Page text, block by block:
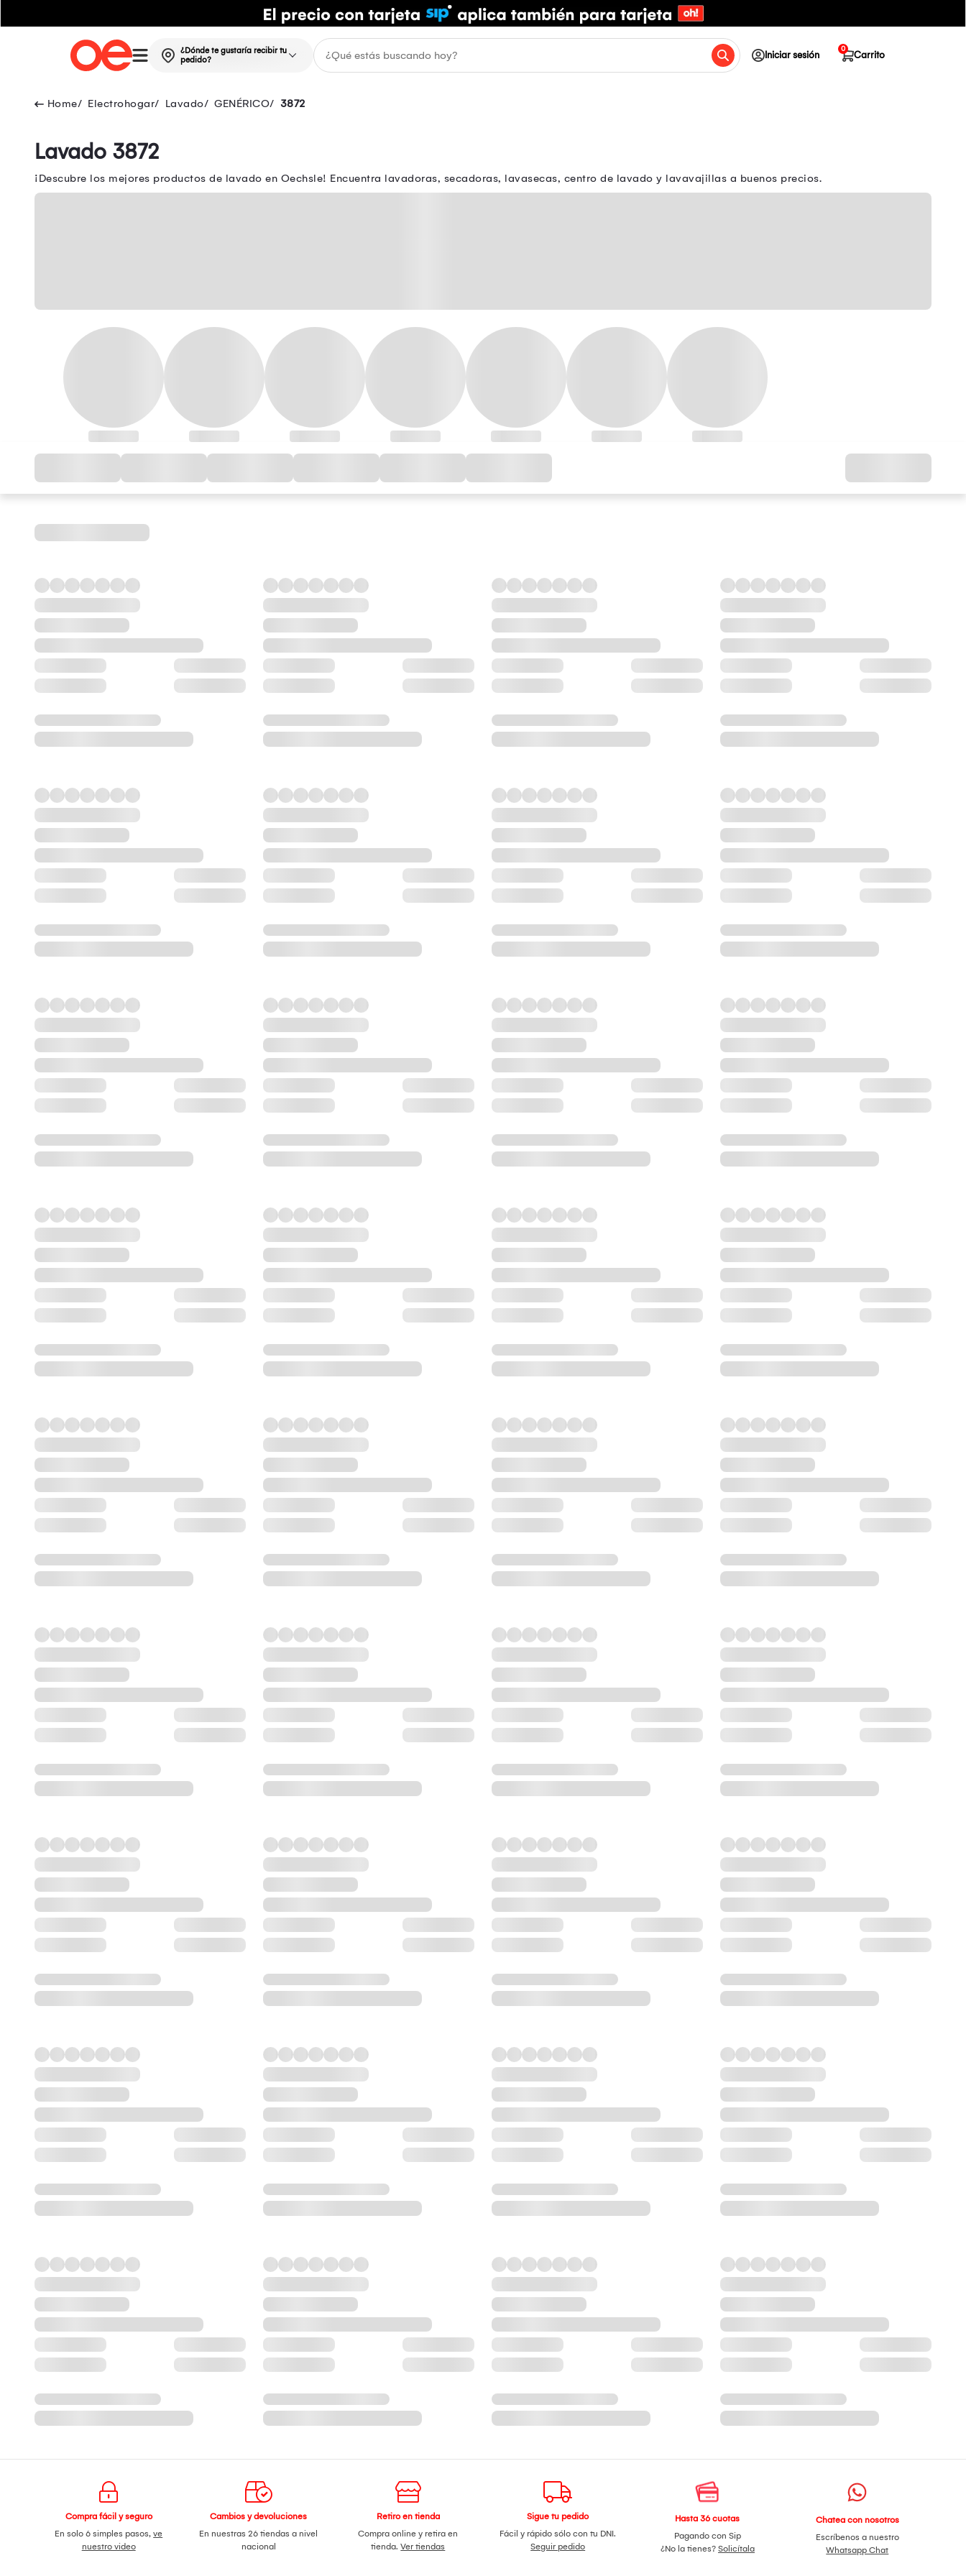
¿Dónde te gustaría recibir tu
pedido?
Iniciar sesión Carrito
0
Electrohogar Lavado GENÉRICO 3872
Lavado 3872
¡Descubre los mejores productos de lavado en Oechsle! Encuentra lavadoras, secadoras, lavasecas, centro de lavado y lavavajillas a buenos precios.
Compra fácil y seguro
En solo 6 simples pasos,ve
nuestro video
Cambios y devoluciones
En nuestras 26 tiendas a nivel
nacional
Retiro en tienda
Compra online y retira en
tienda.Ver tiendas
Sigue tu pedido
Fácil y rápido sólo con tu DNI.
Seguir pedido
Hasta 36 cuotas
Pagando con Sip
¿No la tienes? Solicítala
Chatea con nosotros
Escríbenos a nuestro
Whatsapp Chat